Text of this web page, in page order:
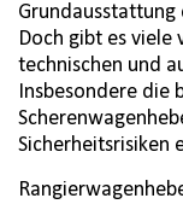
Grundausstattung
Doch gibt es
technischen und
Insbesondere die
Sicherheitsrisiken